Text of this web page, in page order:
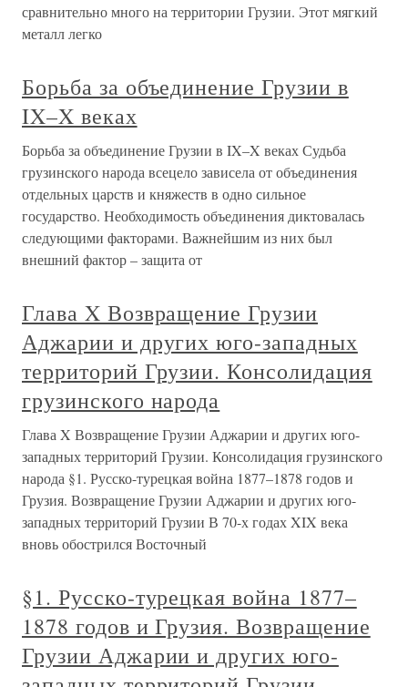
сравнительно много на территории Грузии. Этот мягкий
металл легко
Борьба за объединение Грузии в
IX–X веках
Борьба за объединение Грузии в IX–X веках Судьба
грузинского народа всецело зависела от объединения
отдельных царств и княжеств в одно сильное
государство. Необходимость объединения диктовалась
следующими факторами. Важнейшим из них был
внешний фактор – защита от
Глава X Возвращение Грузии
Аджарии и других юго-западных
территорий Грузии. Консолидация
грузинского народа
Глава X Возвращение Грузии Аджарии и других юго-
западных территорий Грузии. Консолидация грузинского
народа §1. Русско-турецкая война 1877–1878 годов и
Грузия. Возвращение Грузии Аджарии и других юго-
западных территорий Грузии В 70-х годах XIX века
вновь обострился Восточный
§1. Русско-турецкая война 1877–
1878 годов и Грузия. Возвращение
Грузии Аджарии и других юго-